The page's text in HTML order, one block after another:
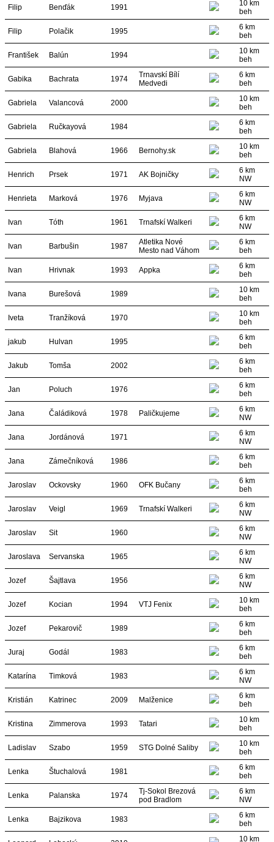
Filip Benďák 1991
10 km
beh
Filip Polačik 1995
6 km
beh
František Balún 1994
10 km
beh
Gabika Bachrata 1974
Trnavskí Bílí
Medvedi
6 km
beh
Gabriela Valancová 2000
10 km
beh
Gabriela Ručkayová 1984
6 km
beh
Gabriela Blahová 1966 Bernohy.sk
10 km
beh
Henrich Prsek 1971 AK Bojničky
6 km
NW
Henrieta Marková 1976 Myjava
6 km
NW
Ivan Tóth 1961 Trnafskí Walkeri
6 km
NW
Ivan Barbušin 1987
Atletika Nové
Mesto nad Váhom
6 km
beh
Ivan Hrivnak 1993 Appka
6 km
beh
Ivana Burešová 1989
10 km
beh
Iveta Tranžíková 1970
10 km
beh
jakub Hulvan 1995
6 km
beh
Jakub Tomša 2002
6 km
beh
Jan Poluch 1976
6 km
beh
Jana Čaládiková 1978 Paličkujeme
6 km
NW
Jana Jordánová 1971
6 km
NW
Jana Zámečníková 1986
6 km
beh
Jaroslav Ockovsky 1960 OFK Bučany
6 km
beh
Jaroslav Veigl 1969 Trnafskí Walkeri
6 km
NW
Jaroslav Sit 1960
6 km
NW
Jaroslava Servanska 1965
6 km
NW
Jozef Šajtlava 1956
6 km
NW
Jozef Kocian 1994 VTJ Fenix
10 km
beh
Jozef Pekarovič 1989
6 km
beh
Juraj Godál 1983
6 km
beh
Katarína Timková 1983
6 km
NW
Kristián Katrinec 2009 Malženice
6 km
beh
Kristina Zimmerova 1993 Tatari
10 km
beh
Ladislav Szabo 1959 STG Dolné Saliby
10 km
beh
Lenka Štuchalová 1981
6 km
beh
Lenka Palanska 1974
Tj-Sokol Brezová
pod Bradlom
6 km
NW
Lenka Bajzikova 1983
6 km
beh
10 km